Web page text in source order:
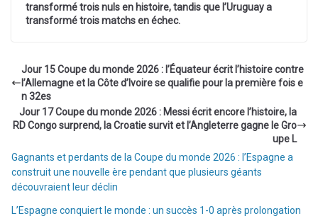
transformé trois nuls en histoire, tandis que l’Uruguay a
transformé trois matchs en échec.
Jour 15 Coupe du monde 2026 : l’Équateur écrit l’histoire contre
l’Allemagne et la Côte d’Ivoire se qualifie pour la première fois e
n 32es
Jour 17 Coupe du monde 2026 : Messi écrit encore l’histoire, la
RD Congo surprend, la Croatie survit et l’Angleterre gagne le Gro
upe L
Gagnants et perdants de la Coupe du monde 2026 : l’Espagne a
construit une nouvelle ère pendant que plusieurs géants
découvraient leur déclin
L’Espagne conquiert le monde : un succès 1-0 après prolongation